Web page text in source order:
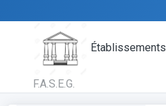
Établissements
F.A.S.E.G.